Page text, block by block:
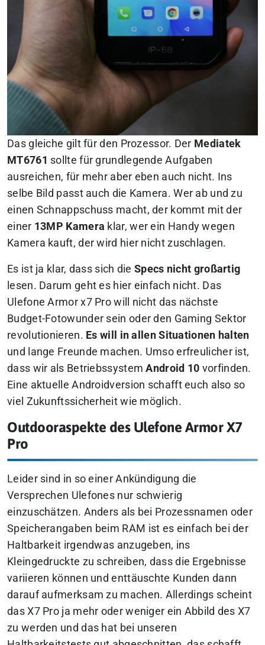
Das gleiche gilt für den Prozessor. Der Mediatek
MT6761 sollte für grundlegende Aufgaben
ausreichen, für mehr aber eben auch nicht. Ins
selbe Bild passt auch die Kamera. Wer ab und zu
einen Schnappschuss macht, der kommt mit der
einer 13MP Kamera klar, wer ein Handy wegen
Kamera kauft, der wird hier nicht zuschlagen.
Es ist ja klar, dass sich die Specs nicht großartig
lesen. Darum geht es hier einfach nicht. Das
Ulefone Armor x7 Pro will nicht das nächste
Budget-Fotowunder sein oder den Gaming Sektor
revolutionieren. Es will in allen Situationen halten
und lange Freunde machen. Umso erfreulicher ist,
dass wir als BetriebssystemAndroid 10 vorfinden.
Eine aktuelle Androidversion schafft euch also so
viel Zukunftssicherheit wie möglich.
Outdooraspekte des Ulefone Armor X7
Pro
Leider sind in so einer Ankündigung die
Versprechen Ulefones nur schwierig
einzuschätzen. Anders als bei Prozessnamen oder
Speicherangaben beim RAM ist es einfach bei der
Haltbarkeit irgendwas anzugeben, ins
Kleingedruckte zu schreiben, dass die Ergebnisse
variieren können und enttäuschte Kunden dann
darauf aufmerksam zu machen. Allerdings scheint
das X7 Pro ja mehr oder weniger ein Abbild des X7
zu werden und das hat bei unseren